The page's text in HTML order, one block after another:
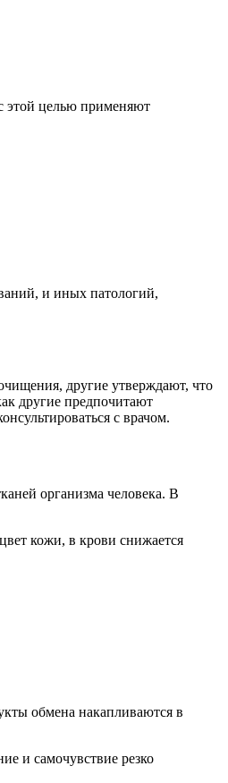
этой целью применяют
и иных патологий,
другие утверждают, что
другие предпочитают
с врачом.
организма человека. В
кожи, в крови снижается
обмена накапливаются в
и самочувствие резко